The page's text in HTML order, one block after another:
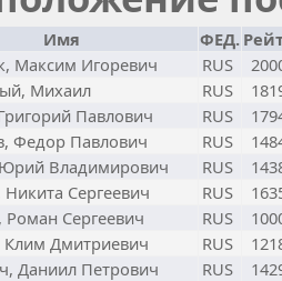
Имя ФЕД.
Максим Игоревич RUS
Михаил RUS
Павлович RUS
Федор Павлович RUS
Владимирович RUS
Никита Сергеевич RUS
Роман Сергеевич RUS
Клим Дмитриевич RUS
Даниил Петрович RUS